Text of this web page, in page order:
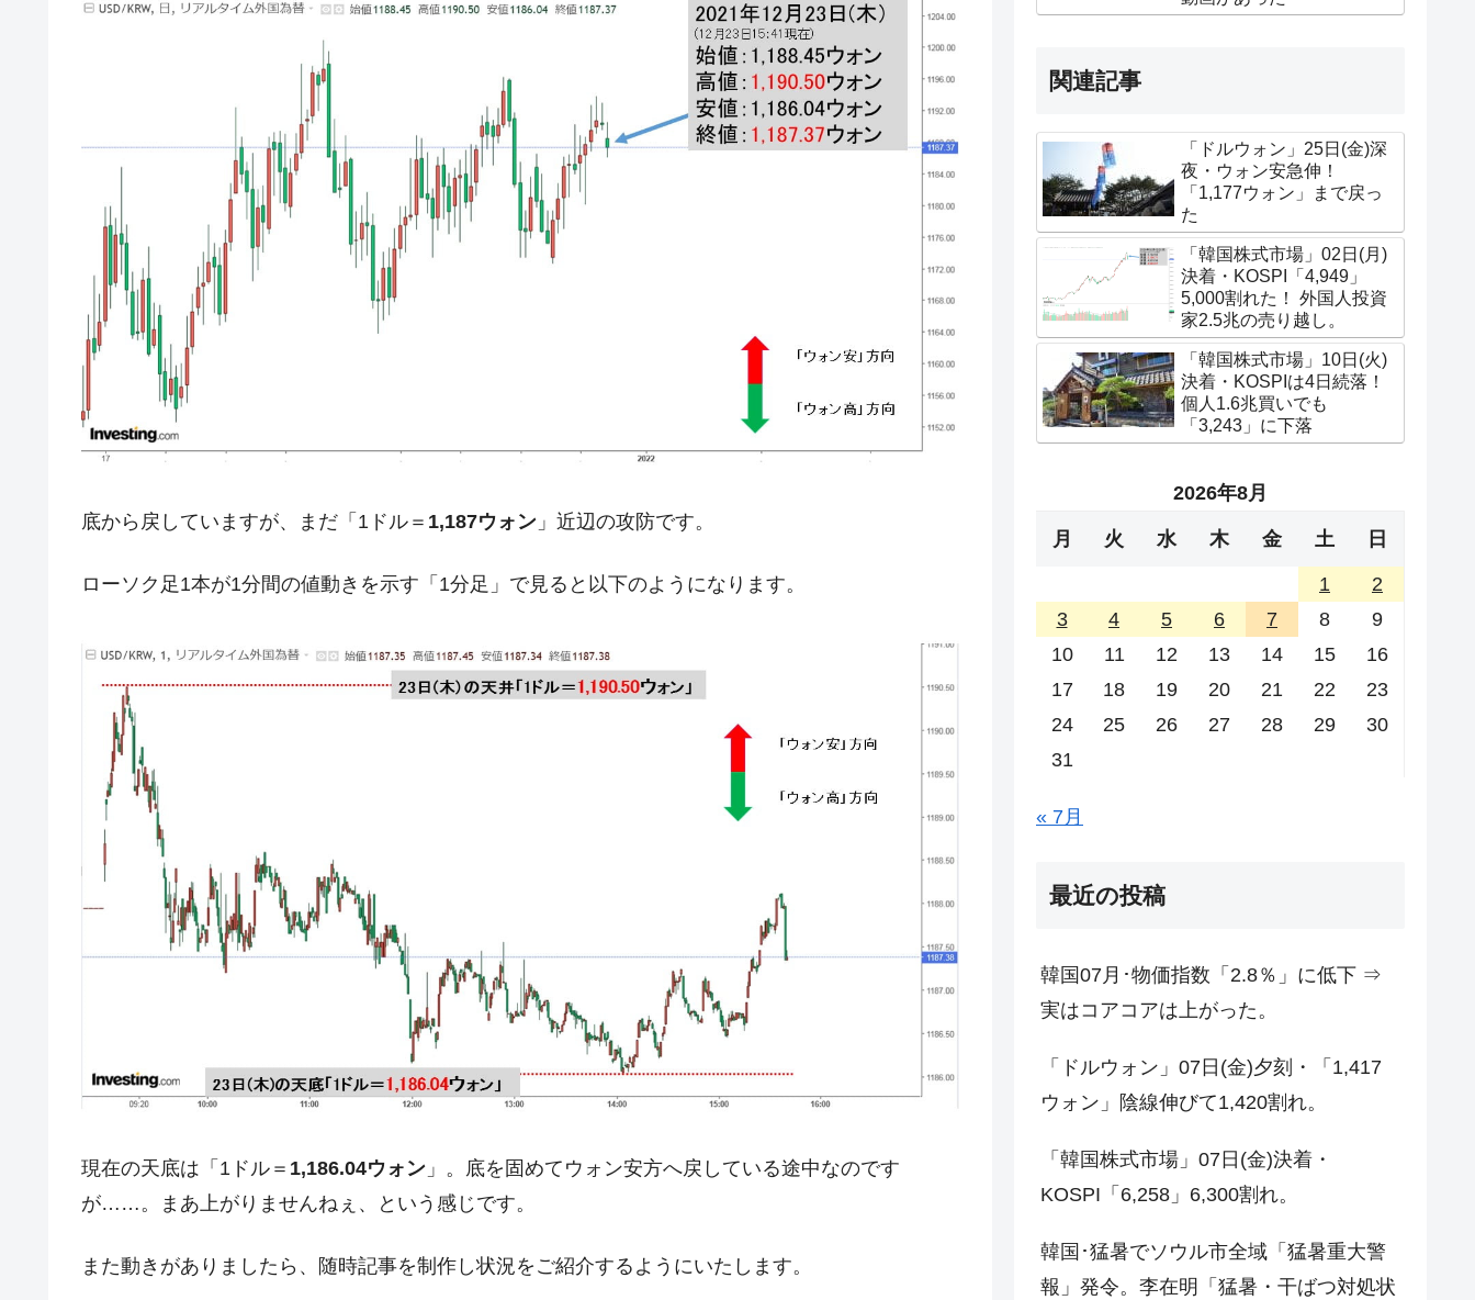
韓国･警察職員が「丸刈りになって抗議活動」
中国だけが鉄鋼輸出を異常増加させる ⇒ 中国の過剰生産が世界を蝕む。
韓国製造業「半導体絶好調」のウラで他業種は全般的「不調」⇒ PSIが示す現況は決して良くない。
【米韓激突案件】韓国消費者院が『クーパン』1人当たり賠償10万ウォンを認定 ⇒ 総額3兆7,000億
韓国で猛暑。南東部では干ばつ
『Money1』 韓国型イージス搭載の次世代駆逐艦「KDDX」1番艦、2032年竣工と公示
『Money1』 【対日本円】ウォン安が急進！ 日米の協調に韓国がいっちょがみしたのでは。
『Money1』
韓国政府『BYD』車への補助金を全廃 ⇒ 実は韓国で『BYD』車は売れている。6カ月で対前年同期比
1.9倍！
『Money1』
在韓米国大使スティールが着韓！⇒ さっそく空港に詰めかけ「出て行け！」「極右勢力」のプラカー
ドを掲げる「在韓反米勢力」
『Money1』 韓国政府「2035年までに18.4GW規模のAIデータセンター整備」⇒ だから無理だってば。
『Money1』 韓国『国民年金公団』株価暴落で200兆蒸発。
『Money1』 韓国政府「ニセＫ-ブランドを通報しようキャンペーン」⇒ あの名物教授も登場！
『Money1』 韓国鉄鋼最大手『POSCO』ズブズブ沈む。営業利益80.2％も減少
『Money1』
米国下院「韓国の公務員個人をターゲットにぶん殴る法案」提出！⇒ クーパン問題は合衆国企業に対
する差別。許してはおかぬ
『Money1』
『Money1』 韓国半導体『SKハイニックス』2026年2Qの業績「史上最高益」当期純利益は前年同期比13.4倍に。
『Money1』
『Money1』
【速報】韓国株式市場の暴落・本日07月29日(水)もサイドカー・サーキットブレイカーの二段コンボ
発動！
『Money1』 IT産業は人を雇用する効果は低い。全産業の半分未満しか雇用を生まない
日本の誇る海洋資源調査船『白嶺』は先進技術の塊！
夏の甲子園、優勝校を最も多く輩出している都道府県とは？
Fact1 今話題の「楽天ライオンズ」とは？
Fact1 奇跡の毛色「白毛馬」とは？
Fact1 平成仮面ライダーの意外すぎるモチーフとは？
Fact1 日本人マスターズ挑戦の歴史。松山以前に最高位だった選手とは？
底から戻していますが、まだ「1ドル＝ 1,187ウォン 」近辺の攻防です。
ローソク足1本が1分間の値動きを示す「1分足」で見ると以下のようになります。
現在の天底は「1ドル＝ 1,186.04ウォン 」。底を固めてウォン安方へ戻している途中なのです
が……。まあ上がりませんねぇ、という感じです。
また動きがありましたら、随時記事を制作し状況をご紹介するようにいたします。
関連記事
「ドルウォン」25日(金)深
夜・ウォン安急伸！
「1,177ウォン」まで戻っ
た
「韓国株式市場」02日(月)
決着・KOSPI「4,949」
5,000割れた！ 外国人投資
家2.5兆の売り越し。
「韓国株式市場」10日(火)
決着・KOSPIは4日続落！
個人1.6兆買いでも
「3,243」に下落
2026年8月
月 火 水 木 金 土 日
1
2
3
4 5 6 7 8
9
10
11 12 13 14 15
16
17
18 19 20 21 22
23
24
25 26 27 28 29
30
31
« 7月
最近の投稿
韓国07月･物価指数「2.8％」に低下 ⇒
実はコアコアは上がった。
「ドルウォン」07日(金)夕刻・「1,417
ウォン」陰線伸びて1,420割れ。
「韓国株式市場」07日(金)決着・
KOSPI「6,258」6,300割れ。
韓国･猛暑でソウル市全域「猛暑重大警
報」発令。李在明「猛暑・干ばつ対処状